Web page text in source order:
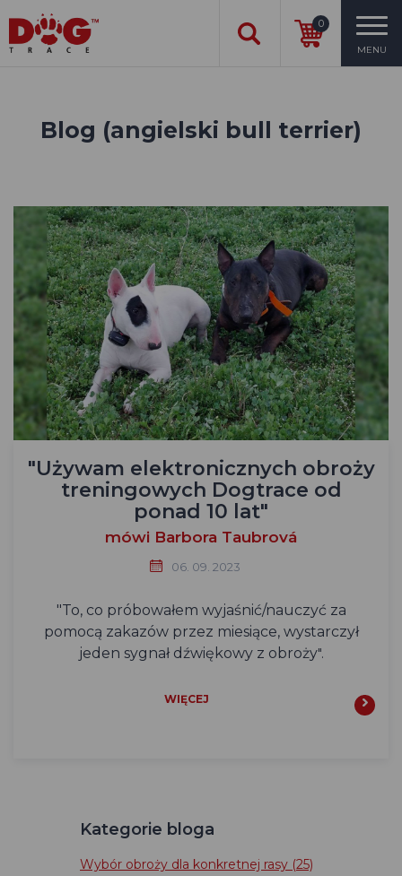
0
MENU
Blog (angielski bull terrier)
"Używam elektronicznych obroży
treningowych Dogtrace od
ponad 10 lat"
mówi Barbora Taubrová
06. 09. 2023
"To, co próbowałem wyjaśnić/nauczyć za
pomocą zakazów przez miesiące, wystarczył
jeden sygnał dźwiękowy z obroży".
WIĘCEJ
Kategorie bloga
Wybór obroży dla konkretnej rasy (25)